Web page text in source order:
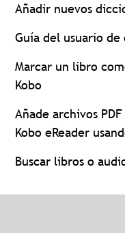
Añadir nuevos
Guía del usuario de
Marcar un libro
Kobo
Añade archivos
Kobo eReader
Buscar libros o